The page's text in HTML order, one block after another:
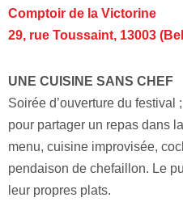
Comptoir de la Victorine
29, rue Toussaint, 13003
UNE CUISINE SANS CHEF
Soirée d’ouverture du
pour partager un repas dans
menu, cuisine improvisée,
pendaison de chefaillon. Le
leur propres plats.